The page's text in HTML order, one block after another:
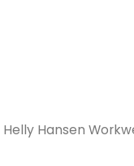
Helly Hansen